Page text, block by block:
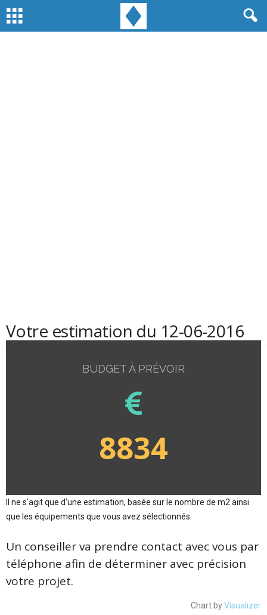
Votre estimation du 12-06-2016
BUDGET À PRÉVOIR
8834
Il ne s'agit que d'une estimation, basée sur le nombre de m2 ainsi
que les équipements que vous avez sélectionnés.
Un conseiller va prendre contact avec vous par
téléphone afin de déterminer avec précision
votre projet.
Chart byVisualizer